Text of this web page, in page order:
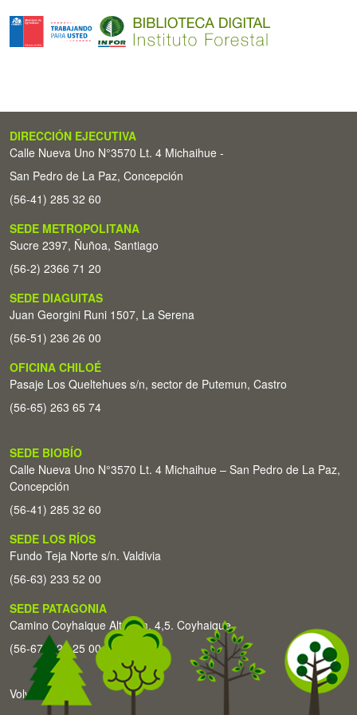
DIRECCIÓN EJECUTIVA
Calle Nueva Uno N°3570 Lt. 4 Michaihue -
San Pedro de La Paz, Concepción
(56-41) 285 32 60
SEDE METROPOLITANA
Sucre 2397, Ñuñoa, Santiago
(56-2) 2366 71 20
SEDE DIAGUITAS
Juan Georgini Runi 1507, La Serena
(56-51) 236 26 00
OFICINA CHILOÉ
Pasaje Los Queltehues s/n, sector de Putemun, Castro
(56-65) 263 65 74
SEDE BIOBÍO
Calle Nueva Uno N°3570 Lt. 4 Michaihue – San Pedro de La Paz,
Concepción
(56-41) 285 32 60
SEDE LOS RÍOS
Fundo Teja Norte s/n. Valdivia
(56-63) 233 52 00
SEDE PATAGONIA
Camino Coyhaique Alto Km. 4,5. Coyhaique
(56-67) 226 25 00
Volver arriba